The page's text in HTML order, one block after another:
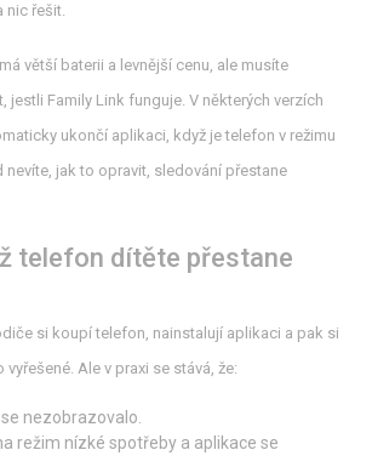
nic řešit.
větší baterii a levnější cenu, ale musíte
jestli Family Link funguje. V některých verzích
ukončí aplikaci, když je telefon v režimu
nevíte, jak to opravit, sledování přestane
telefon dítěte přestane
si koupí telefon, nainstalují aplikaci a pak si
vyřešené. Ale v praxi se stává, že:
se nezobrazovalo.
režim nízké spotřeby a aplikace se